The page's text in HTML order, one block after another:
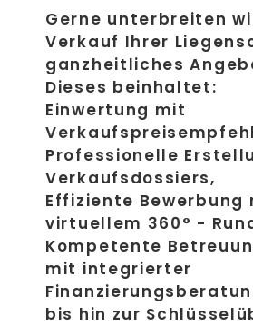
Gerne unterbreiten
Verkauf Ihrer
ganzheitliches
Dieses beinhaltet:
Einwertung mit
Professionelle
Verkaufsdossiers,
Effiziente
virtuellem 360° -
Kompetente
mit integrierter
bis hin zur